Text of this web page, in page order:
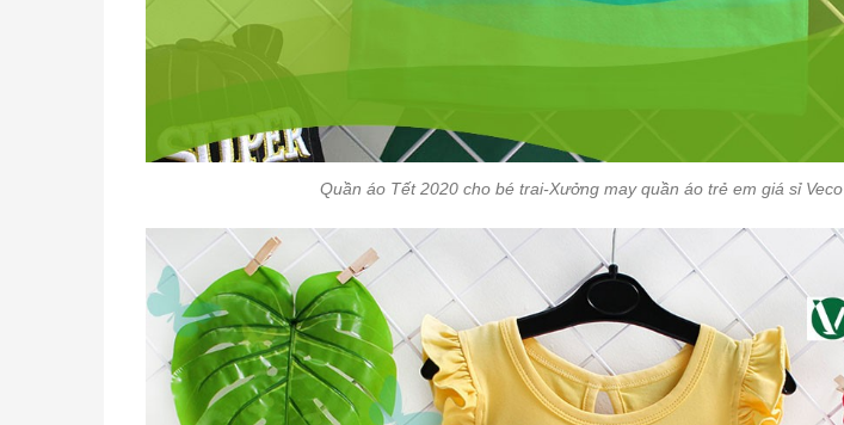
Quần áo Tết 2020 cho bé trai-Xưởng may quần áo trẻ em giá sỉ Veco